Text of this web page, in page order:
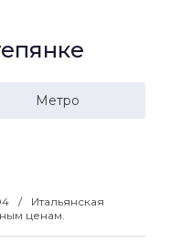
Метро
Итальянская
ценам.